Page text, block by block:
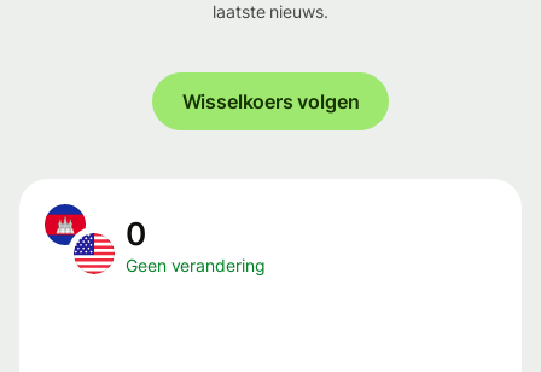
laatste nieuws.
Wisselkoers volgen
0
Geen verandering